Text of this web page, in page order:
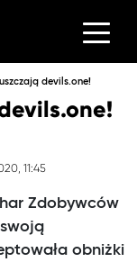
devils.one!
11:45
Zdobywców
obniżki